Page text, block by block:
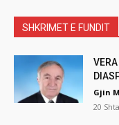
SHKRIMET E FUNDIT
Gjin
20